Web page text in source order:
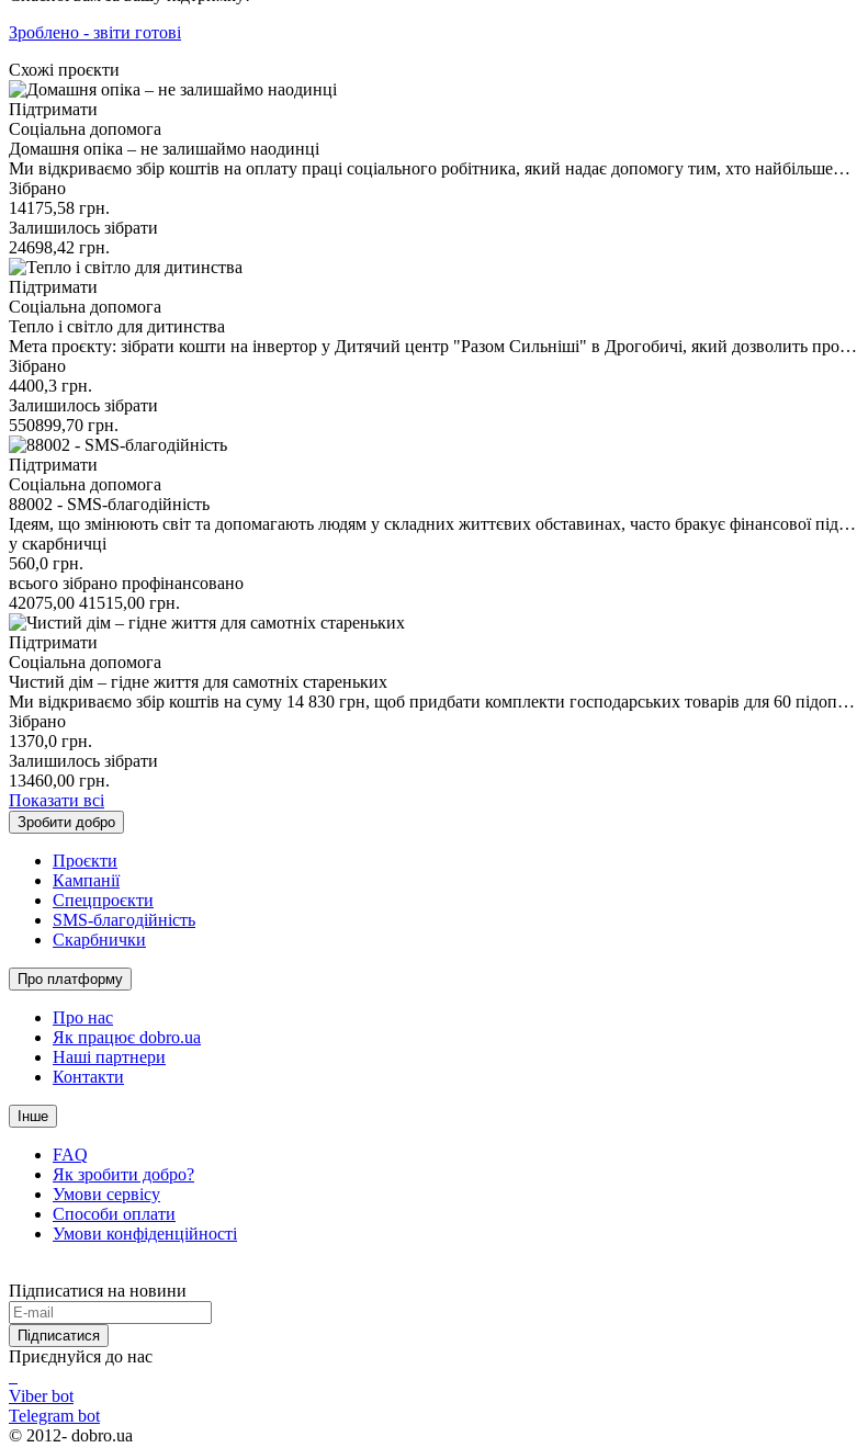
Зроблено - звіти готові
Схожі проєкти
Підтримати
Соціальна допомога
Домашня опіка – не залишаймо наодинці
Ми відкриваємо збір коштів на оплату праці соціального робітника, який надає допомогу тим, хто найбільше…
Зібрано
14175,58 грн.
Залишилось зібрати
24698,42 грн.
Підтримати
Соціальна допомога
Тепло і світло для дитинства
Мета проєкту: зібрати кошти на інвертор у Дитячий центр "Разом Сильніші" в Дрогобичі, який дозволить про…
Зібрано
4400,3 грн.
Залишилось зібрати
550899,70 грн.
Підтримати
Соціальна допомога
88002 - SMS-благодійність
Ідеям, що змінюють світ та допомагають людям у складних життєвих обставинах, часто бракує фінансової під…
у скарбничці
560,0 грн.
всього зібрано профінансовано
42075,00 41515,00 грн.
Підтримати
Соціальна допомога
Чистий дім – гідне життя для самотніх стареньких
Ми відкриваємо збір коштів на суму 14 830 грн, щоб придбати комплекти господарських товарів для 60 підоп…
Зібрано
1370,0 грн.
Залишилось зібрати
13460,00 грн.
Показати всі
Зробити добро
Проєкти
Кампанії
Спецпроєкти
SMS-благодійність
Скарбнички
Про платформу
Про нас
Як працює dobro.ua
Наші партнери
Контакти
Інше
FAQ
Як зробити добро?
Умови сервісу
Способи оплати
Умови конфіденційності
Підписатися на новини
Підписатися
Приєднуйся до нас
Viber bot
Telegram bot
© 2012- dobro.ua